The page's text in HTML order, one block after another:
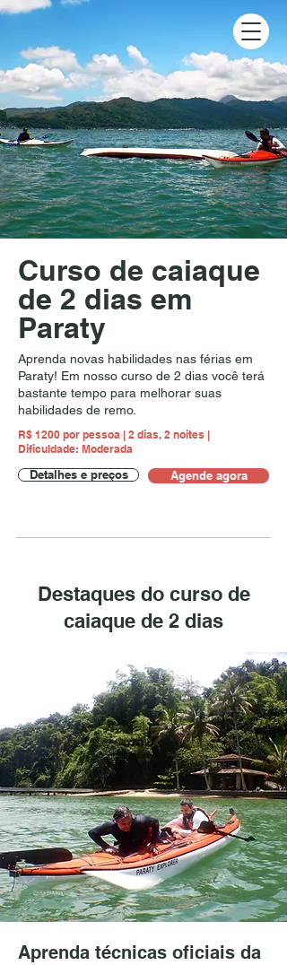
Curso de caiaque
de 2 dias em
Paraty
Aprenda novas habilidades nas férias em
Paraty! Em nosso curso de 2 dias você terá
bastante tempo para melhorar suas
habilidades de remo.
R$ 1200 por pessoa | 2 dias, 2 noites |
Dificuldade: Moderada
Detalhes e preços
Detalhes e preços Agende agora
Destaques do curso de
caiaque de 2 dias
Aprenda técnicas oficiais da